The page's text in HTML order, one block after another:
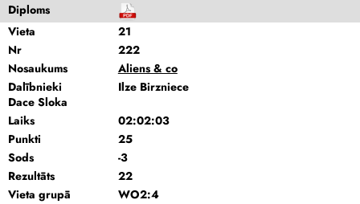
Diploms
Vieta
21
Nr
222
Nosaukums
Aliens & co
Dalībnieki
Ilze Birzniece
Dace Sloka
Laiks
02:02:03
Punkti
25
Sods
-3
Rezultāts
22
Vieta grupā
WO2:4